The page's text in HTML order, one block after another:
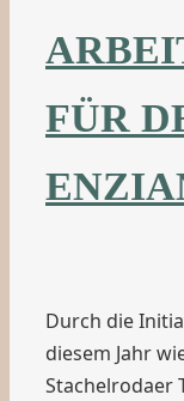
FÜR
Durch die
diesem Jahr
Stachelrodaer